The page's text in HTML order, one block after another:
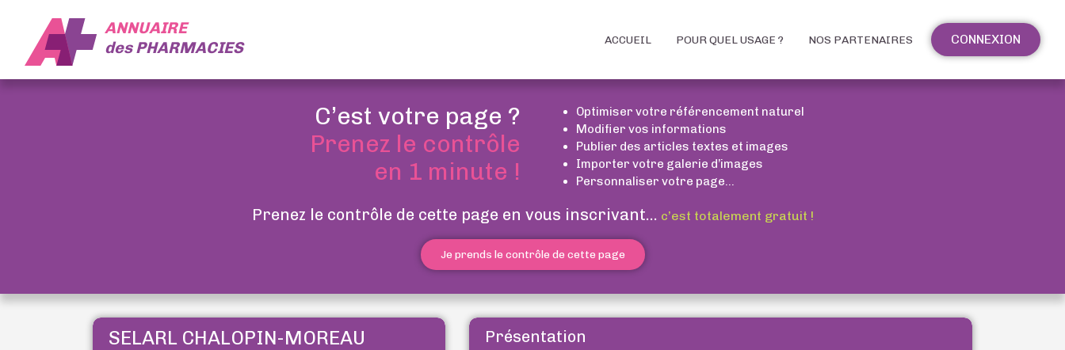
ANNUAIRE
desPHARMACIES ACCUEIL POUR QUEL USAGE ? NOS PARTENAIRES CONNEXION
C’est votre page ?
Prenez le contrôle
en 1 minute !
Optimiser votre référencement naturel
Modifier vos informations
Publier des articles textes et images
Importer votre galerie d’images
Personnaliser votre page...
Prenez le contrôle de cette page en vous inscrivant... c’est totalement gratuit !
Je prends le contrôle de cette page
SELARL CHALOPIN-MOREAU Présentation